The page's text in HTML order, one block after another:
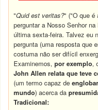
"Quid est veritas?" ("O que é
perguntar a Nosso Senhor
última sexta-feira. Talvez eu
pergunta (uma resposta que
costuma não ser difícil
Examinemos,por exemplo,
John Allen relata que teve
(um termo capaz de
mundo) acerca da
Tradicional: